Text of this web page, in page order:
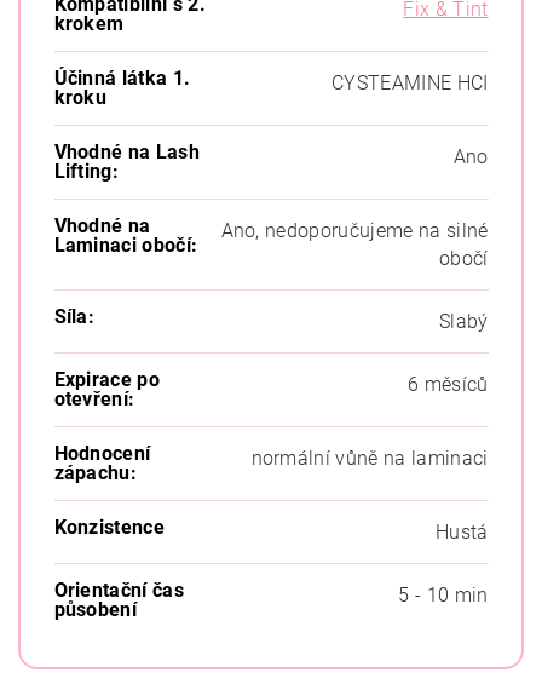
krokem
Fix & Tint
Účinná látka 1.
kroku
CYSTEAMINE HCI
Vhodné na Lash
Lifting:
Ano
Vhodné na
Laminaci obočí:
Ano, nedoporučujeme na silné
obočí
Síla: Slabý
Expirace po
otevření:
6 měsíců
Hodnocení
zápachu:
normální vůně na laminaci
Konzistence Hustá
Orientační čas
působení
5 - 10 min